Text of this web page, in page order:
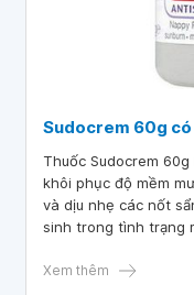
Sudocrem 60g
Thuốc Sudocrem
khôi phục độ mềm
và dịu nhẹ các nốt
sinh trong tình trạng
Xem thêm